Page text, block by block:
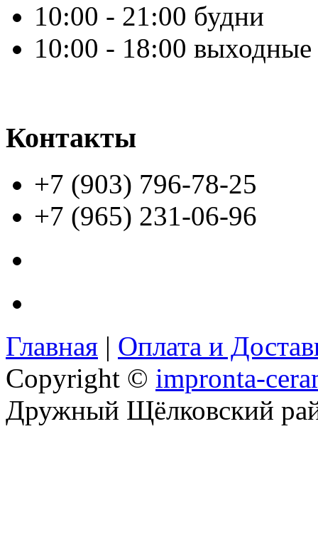
10:00 - 21:00 будни
10:00 - 18:00 выходные
Контакты
+7 (903) 796-78-25
+7 (965) 231-06-96
Главная | Оплата и
Copyright © impronta-
Дружный Щёлковский